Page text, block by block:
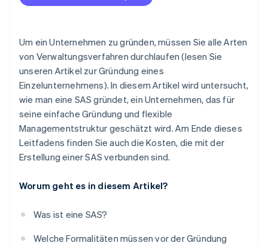
Um ein Unternehmen zu gründen, müssen Sie alle Arten
von Verwaltungsverfahren durchlaufen (lesen Sie
unseren Artikel zur Gründung eines
Einzelunternehmens). In diesem Artikel wird untersucht,
wie man eine SAS gründet, ein Unternehmen, das für
seine einfache Gründung und flexible
Managementstruktur geschätzt wird. Am Ende dieses
Leitfadens finden Sie auch die Kosten, die mit der
Erstellung einer SAS verbunden sind.
Worum geht es in diesem Artikel?
Was ist eine SAS?
Welche Formalitäten müssen vor der Gründung